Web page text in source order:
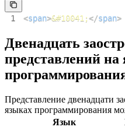
1 <span>&#10041;</span>
Двенадцать
представлений на
Представление двенадцати
языках программирования
Язык